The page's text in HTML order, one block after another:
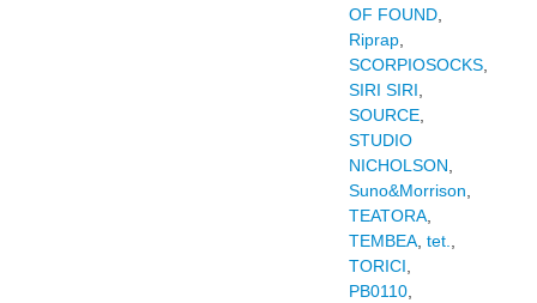
OF FOUND,
Riprap,
SCORPIOSOCKS,
SIRI SIRI
SOURCE,
STUDIO
NICHOLSON
Suno&Morrison
TEATORA,
TEMBEA, tet.
TORICI
PB0110,